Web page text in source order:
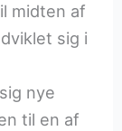
midten af
sig i
nye
til en af